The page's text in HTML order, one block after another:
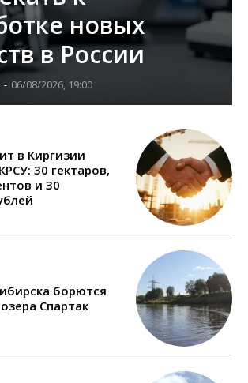
новых
в России
- 06/08/2026, 19:00
в Киргизии
30 гектаров,
и 30
борются
Спартак